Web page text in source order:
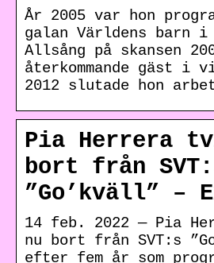
År 2005 var hon
galan Världens barn i
Allsång på skansen
återkommande gäst i
2012 slutade hon
Pia Herrera
bort från
”Go’kväll” –
14 feb. 2022 — Pia
nu bort från SVT:s
efter fem år som